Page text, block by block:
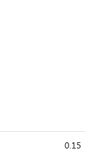
0.15